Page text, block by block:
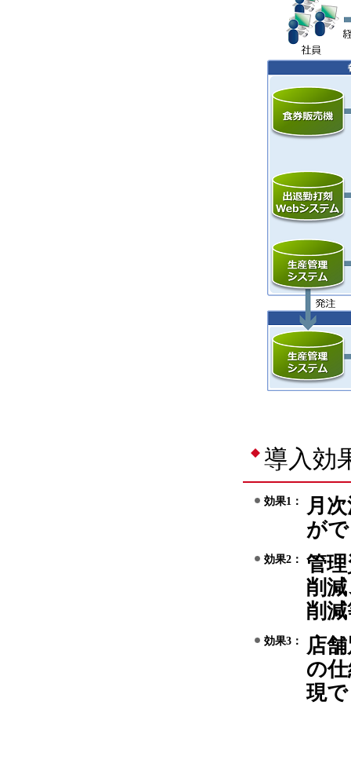
導入効
効果1：
月
が
効果2：
管
削
削
効果3：
店
の
現